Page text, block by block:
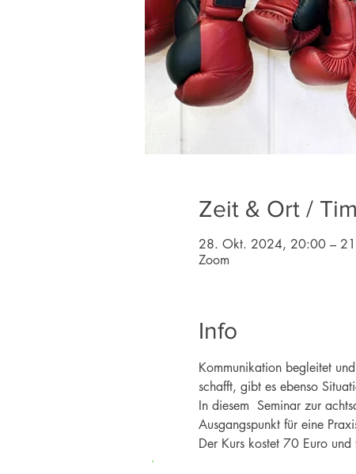
Zeit & Ort /
28. Okt. 2024, 20:00 –
Zoom
Info
Kommunikation begleitet
schafft, gibt es ebenso
In diesem  Seminar zur
Ausgangspunkt für eine
Der Kurs kostet 70 Euro